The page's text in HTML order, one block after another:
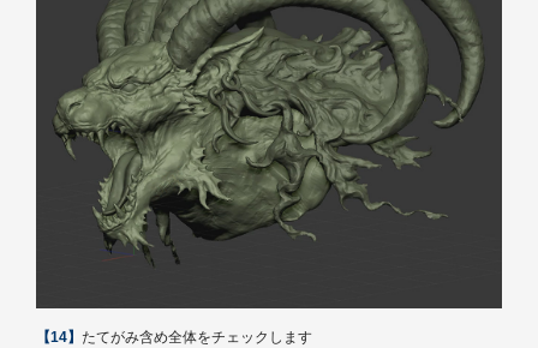
【14】 たてがみ含め全体をチェックします